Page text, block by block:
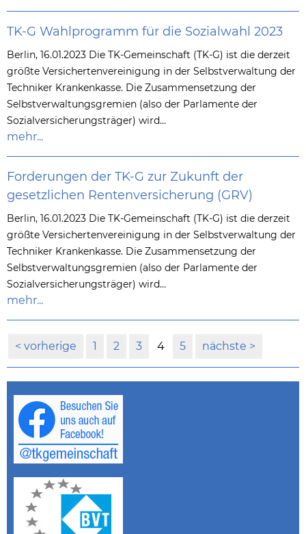
TK-G Wahlprogramm für die Sozialwahl 2023
Berlin, 16.01.2023 Die TK-Gemeinschaft (TK-G) ist die derzeit
größte Versichertenvereinigung in der Selbstverwaltung der
Techniker Krankenkasse. Die Zusammensetzung der
Selbstverwaltungsgremien (also der Parlamente der
Sozialversicherungsträger) wird…
mehr...
Forderungen der TK-G zur Zukunft der
gesetzlichen Rentenversicherung (GRV)
Berlin, 16.01.2023 Die TK-Gemeinschaft (TK-G) ist die derzeit
größte Versichertenvereinigung in der Selbstverwaltung der
Techniker Krankenkasse. Die Zusammensetzung der
Selbstverwaltungsgremien (also der Parlamente der
Sozialversicherungsträger) wird…
mehr...
vorherige 1 2 3 4 5 nächste